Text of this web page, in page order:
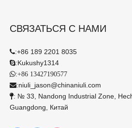
СВЯЗАТЬСЯ С НАМИ
:+86 189 2201 8035
:Kukushy1314
:+86 13427190577
:niuli_jason@chinaniuli.com
: № 33, Nandong Industrial Zone,
Guangdong, Китай